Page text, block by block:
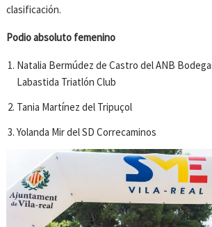
clasificación.
Podio absoluto femenino
Natalia Bermúdez de Castro del ANB
Labastida Triatlón Club
Tania Martínez del Tripuçol
Yolanda Mir del SD Correcaminos